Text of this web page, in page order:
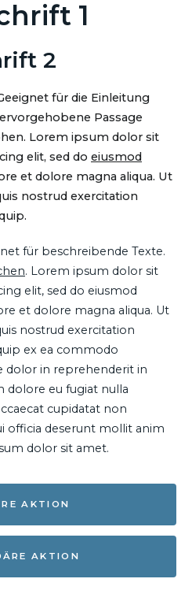
1
2
für die Einleitung
Passage
Lorem ipsum dolor sit
elit, sed do eiusmod
et dolore magna aliqua. Ut
nostrud exercitation
für beschreibende Texte.
. Lorem ipsum dolor sit
elit, sed do eiusmod
et dolore magna aliqua. Ut
nostrud exercitation
ex ea commodo
dolor in reprehenderit in
dolore eu fugiat nulla
cupidatat non
officia deserunt mollit anim
dolor sit amet.
AKTION
AKTION